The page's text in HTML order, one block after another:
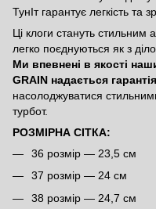
ТунІт гарантує легкість та
Ці клоги стануть
легко поєднуються як з
Ми впевнені в якості
GRAIN надається
насолоджуватися
турбот.
РОЗМІРНА СІТКА:
36 розмір — 23,5 см
37 розмір — 24 см
38 розмір — 24,7 см